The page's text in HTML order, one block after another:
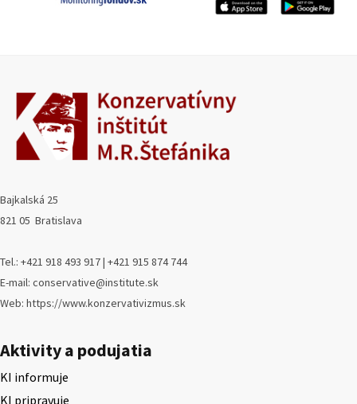
Bajkalská 25
821 05 Bratislava
Tel.: +421 918 493 917 | +421 915 874 744
E-mail: conservative@institute.sk
Web: https://www.konzervativizmus.sk
Aktivity a podujatia
KI informuje
KI pripravuje